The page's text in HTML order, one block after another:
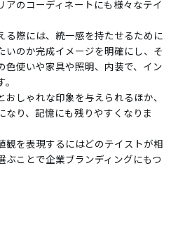
アのコーディネートにも様々なテイ
る際には、統一感を持たせるために
いのか完成イメージを明確にし、そ
色使いや家具や照明、内装で、イン
しゃれな印象を与えられるほか、
なり、記憶にも残りやすくなりま
観を表現するにはどのテイストが相
ぶことで企業ブランディングにもつ